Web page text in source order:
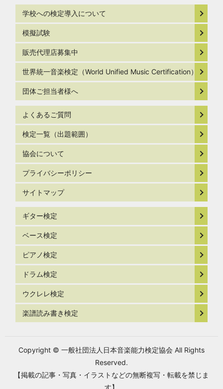
学校への検定導入について
模擬試験
販売代理店募集中
世界統一音楽検定（World Unified Music Certification）
団体ご担当者様へ
よくあるご質問
検定一覧（出題範囲）
協会について
プライバシーポリシー
サイトマップ
ギター検定
ベース検定
ピアノ検定
ドラム検定
ウクレレ検定
楽譜読み書き検定
Copyright © 一般社団法人日本音楽能力検定協会 All Rights
Reserved.
【掲載の記事・写真・イラストなどの無断複写・転載を禁じま